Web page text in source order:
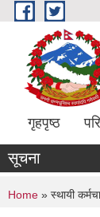
Skip to main content
गृहपृष्ठ
सूचना
You are
Home » स्थायी